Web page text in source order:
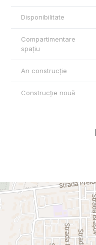
Disponibilitate
Compartimentare
spațiu
An construcție
Construcție nouă